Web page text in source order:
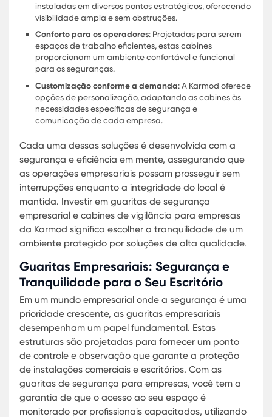
Investir em uma infraestrutura de segurança da
Karmod significa escolher qualidade, eficiência e
confiabilidade. As soluções de guarita da
são um testemunho da inovação e do
comprometimento com a satisfação do cliente,
tornando a Karmod uma líder incontestável no
mercado de construções modulares. Com uma
voltada para a adaptabilidade e a excelência, a
Karmod continua a definir os padrões na
preparando as empresas de hoje para os
de segurança de amanhã.
Guaritas para Segurança de
No ambiente empresarial contemporâneo, a
segurança é uma prioridade inegável. Guaritas
segurança de empresas oferecem uma primeira